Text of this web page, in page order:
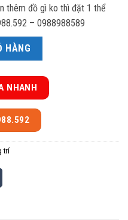
thêm đồ gì ko thì đặt 1 thể
– 0988988589
HÀNG
NHANH
trí